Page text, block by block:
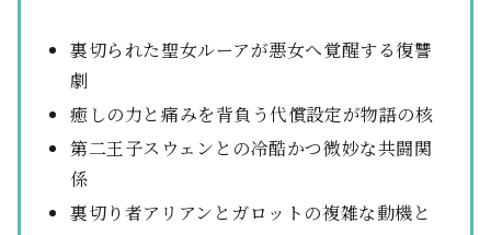
裏切られた聖女ルーアが悪女へ覚醒する復讐
劇
癒しの力と痛みを背負う代償設定が物語の核
第二王子スウェンとの冷酷かつ微妙な共闘関
係
裏切り者アリアンとガロットの複雑な動機と